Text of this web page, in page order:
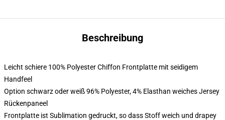
Beschreibung
Leicht schiere 100% Polyester Chiffon Frontplatte mit seidigem
Handfeel
Option schwarz oder weiß 96% Polyester, 4% Elasthan weiches Jersey
Rückenpaneel
Frontplatte ist Sublimation gedruckt, so dass Stoff weich und drapey